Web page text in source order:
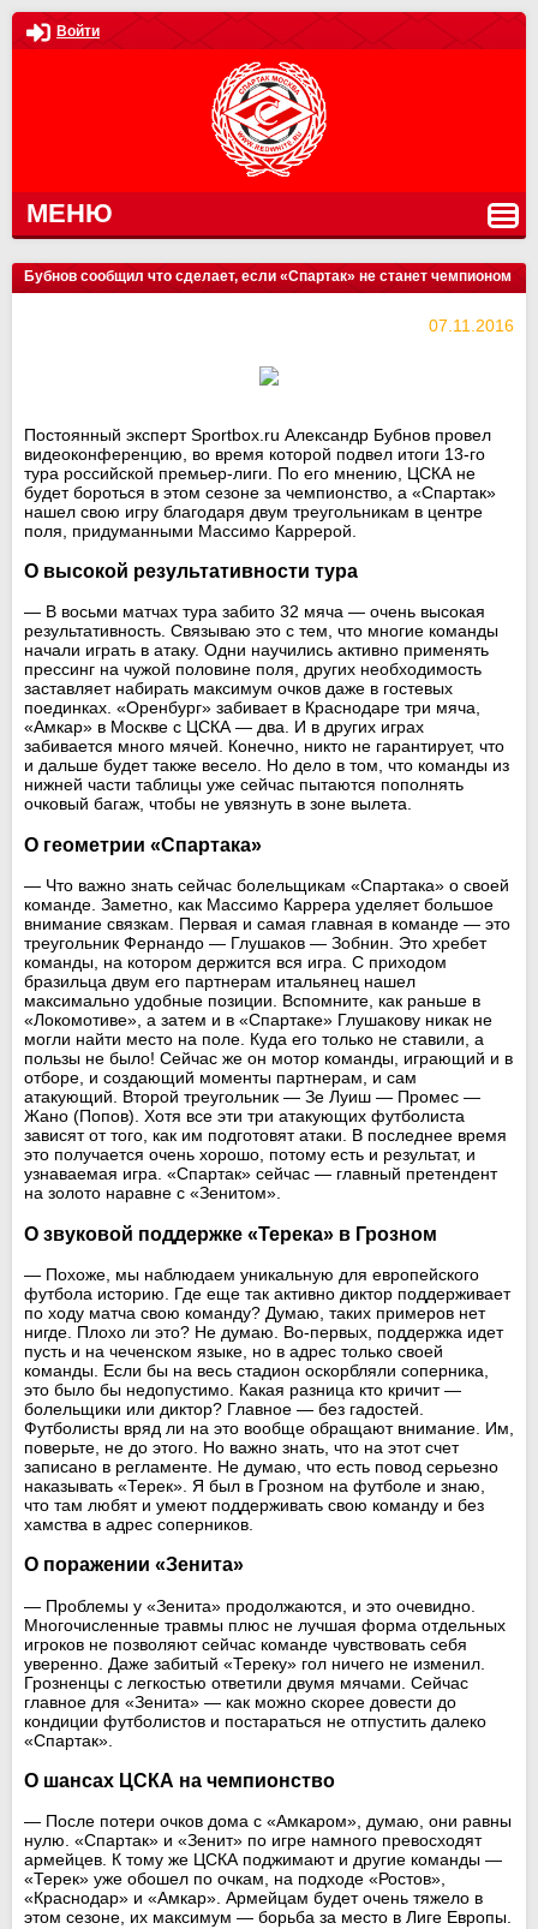
Войти
МЕНЮ
Бубнов сообщил что сделает, если «Спартак» не станет чемпионом
07.11.2016
Постоянный эксперт Sportbox.ru Александр Бубнов провел
видеоконференцию, во время которой подвел итоги 13-го
тура российской премьер-лиги. По его мнению, ЦСКА не
будет бороться в этом сезоне за чемпионство, а «Спартак»
нашел свою игру благодаря двум треугольникам в центре
поля, придуманными Массимо Каррерой.
О высокой результативности тура
— В восьми матчах тура забито 32 мяча — очень высокая
результативность. Связываю это с тем, что многие команды
начали играть в атаку. Одни научились активно применять
прессинг на чужой половине поля, других необходимость
заставляет набирать максимум очков даже в гостевых
поединках. «Оренбург» забивает в Краснодаре три мяча,
«Амкар» в Москве с ЦСКА — два. И в других играх
забивается много мячей. Конечно, никто не гарантирует, что
и дальше будет также весело. Но дело в том, что команды из
нижней части таблицы уже сейчас пытаются пополнять
очковый багаж, чтобы не увязнуть в зоне вылета.
О геометрии «Спартака»
— Что важно знать сейчас болельщикам «Спартака» о своей
команде. Заметно, как Массимо Каррера уделяет большое
внимание связкам. Первая и самая главная в команде — это
треугольник Фернандо — Глушаков — Зобнин. Это хребет
команды, на котором держится вся игра. С приходом
бразильца двум его партнерам итальянец нашел
максимально удобные позиции. Вспомните, как раньше в
«Локомотиве», а затем и в «Спартаке» Глушакову никак не
могли найти место на поле. Куда его только не ставили, а
пользы не было! Сейчас же он мотор команды, играющий и в
отборе, и создающий моменты партнерам, и сам
атакующий. Второй треугольник — Зе Луиш — Промес —
Жано (Попов). Хотя все эти три атакующих футболиста
зависят от того, как им подготовят атаки. В последнее время
это получается очень хорошо, потому есть и результат, и
узнаваемая игра. «Спартак» сейчас — главный претендент
на золото наравне с «Зенитом».
О звуковой поддержке «Терека» в Грозном
— Похоже, мы наблюдаем уникальную для европейского
футбола историю. Где еще так активно диктор поддерживает
по ходу матча свою команду? Думаю, таких примеров нет
нигде. Плохо ли это? Не думаю. Во-первых, поддержка идет
пусть и на чеченском языке, но в адрес только своей
команды. Если бы на весь стадион оскорбляли соперника,
это было бы недопустимо. Какая разница кто кричит —
болельщики или диктор? Главное — без гадостей.
Футболисты вряд ли на это вообще обращают внимание. Им,
поверьте, не до этого. Но важно знать, что на этот счет
записано в регламенте. Не думаю, что есть повод серьезно
наказывать «Терек». Я был в Грозном на футболе и знаю,
что там любят и умеют поддерживать свою команду и без
хамства в адрес соперников.
О поражении «Зенита»
— Проблемы у «Зенита» продолжаются, и это очевидно.
Многочисленные травмы плюс не лучшая форма отдельных
игроков не позволяют сейчас команде чувствовать себя
уверенно. Даже забитый «Тереку» гол ничего не изменил.
Грозненцы с легкостью ответили двумя мячами. Сейчас
главное для «Зенита» — как можно скорее довести до
кондиции футболистов и постараться не отпустить далеко
«Спартак».
О шансах ЦСКА на чемпионство
— После потери очков дома с «Амкаром», думаю, они равны
нулю. «Спартак» и «Зенит» по игре намного превосходят
армейцев. К тому же ЦСКА поджимают и другие команды —
«Терек» уже обошел по очкам, на подходе «Ростов»,
«Краснодар» и «Амкар». Армейцам будет очень тяжело в
этом сезоне, их максимум — борьба за место в Лиге Европы.